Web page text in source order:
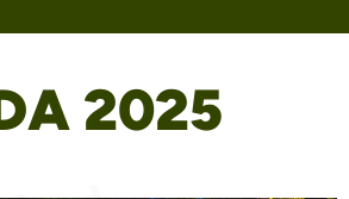
2025